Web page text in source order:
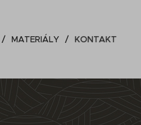
MATERIÁLY KONTAKT